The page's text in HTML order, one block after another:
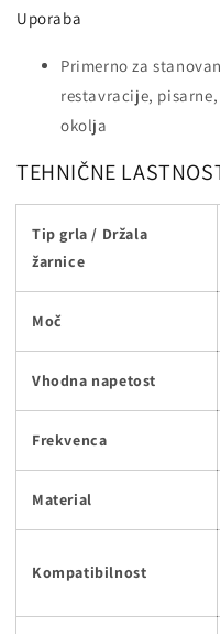
Uporaba
Primerno za
restavracije,
okolja
TEHNIČNE
Tip grla / Držala
žarnice
Moč
Vhodna napetost
Frekvenca
Material
Kompatibilnost